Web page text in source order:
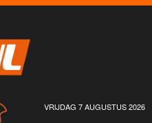
VRIJDAG 7 AUGUSTUS 2026